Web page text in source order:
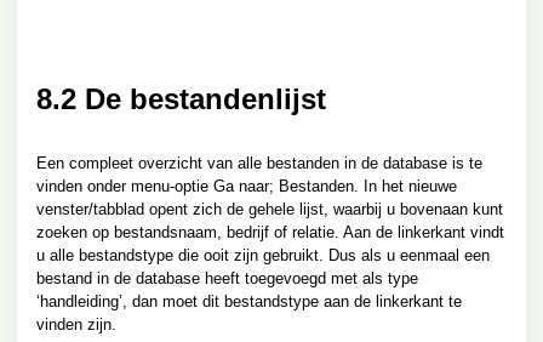
8.2 De bestandenlijst
Een compleet overzicht van alle bestanden in de database is te
vinden onder menu-optie Ga naar; Bestanden. In het nieuwe
venster/tabblad opent zich de gehele lijst, waarbij u bovenaan kunt
zoeken op bestandsnaam, bedrijf of relatie. Aan de linkerkant vindt
u alle bestandstype die ooit zijn gebruikt. Dus als u eenmaal een
bestand in de database heeft toegevoegd met als type
‘handleiding’, dan moet dit bestandstype aan de linkerkant te
vinden zijn.